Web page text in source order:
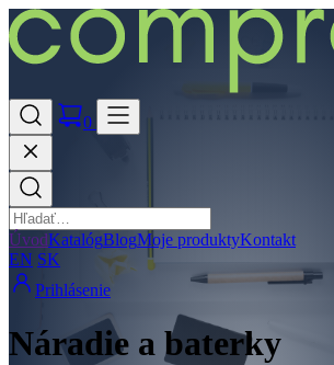
0
ÚvodKatalógBlogMoje produktyKontakt
EN SK
Prihlásenie
Náradie a baterky